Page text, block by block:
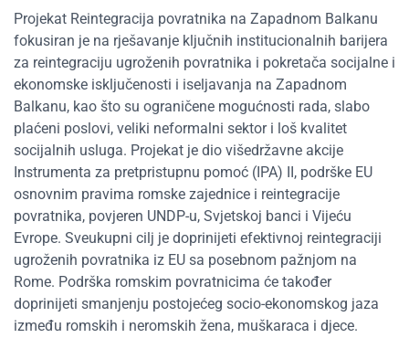
Projekat Reintegracija povratnika na Zapadnom Balkanu
fokusiran je na rješavanje ključnih institucionalnih barijera
za reintegraciju ugroženih povratnika i pokretača socijalne i
ekonomske isključenosti i iseljavanja na Zapadnom
Balkanu, kao što su ograničene mogućnosti rada, slabo
plaćeni poslovi, veliki neformalni sektor i loš kvalitet
socijalnih usluga. Projekat je dio višedržavne akcije
Instrumenta za pretpristupnu pomoć (IPA) II, podrške EU
osnovnim pravima romske zajednice i reintegracije
povratnika, povjeren UNDP-u, Svjetskoj banci i Vijeću
Evrope. Sveukupni cilj je doprinijeti efektivnoj reintegraciji
ugroženih povratnika iz EU sa posebnom pažnjom na
Rome. Podrška romskim povratnicima će također
doprinijeti smanjenju postojećeg socio-ekonomskog jaza
između romskih i neromskih žena, muškaraca i djece.